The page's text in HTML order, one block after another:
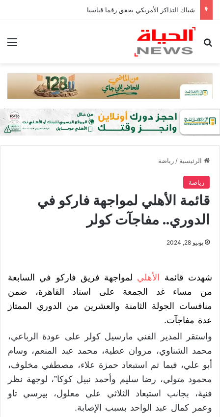
شباك التذاكر الأمريكي يحقق رقما قياسيا
بحث عن
الرئيسية / رياضة
رياضة
قائمة الأهلي لمواجهة فاركو في
الدوري.. مفاجآت كولر
يونيو 28, 2024
شهدت قائمة الأهلي لمواجهة فريق فاركو في السابعة
من مساء غد الجمعة على استاد القاهرة، ضمن
عدة مفاجآت.
واستقر المدير الفني مارسيل كولر على عودة الرباعي،
محمد الشناوي، مروان عطية، محمد عبد المنعم، وسام
أبو علي، فيما تم استبعاد حمزة علاء، مصطفي مخلوف،
محمود متولي، رضا سليم وأحمد نبيل كوكا”، لوجهة نظر
فنية، بجانب استبعاد الثلاثي علي معلول، بيرسي تاو
وعمر كمال عبد الواحد بسبب الإصابة.